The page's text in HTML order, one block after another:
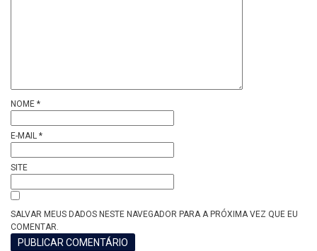
NOME *
E-MAIL *
SITE
SALVAR MEUS DADOS NESTE NAVEGADOR PARA A PRÓXIMA VEZ QUE EU
COMENTAR.